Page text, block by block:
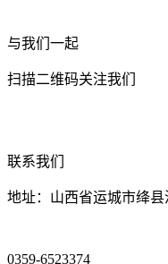
与我们一起
扫描二维码关注我们
联系我们
地址：山西省运城市绛
0359-6523374